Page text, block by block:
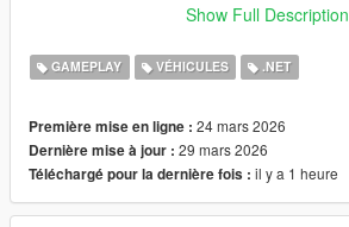
Credits:Developed by M_Salem
Show Full Description
GAMEPLAY VÉHICULES .NET
Première mise en ligne : 24 mars 2026
Dernière mise à jour : 29 mars 2026
Téléchargé pour la dernière fois : il y a 1 heure